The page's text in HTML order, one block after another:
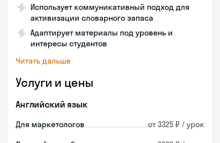
Использует коммуникативный подход для
активизации словарного запаса
Адаптирует материалы под уровень и
интересы студентов
Читать дальше
Услуги и цены
Английский язык
Для маркетологов от 3325 ₽ / урок